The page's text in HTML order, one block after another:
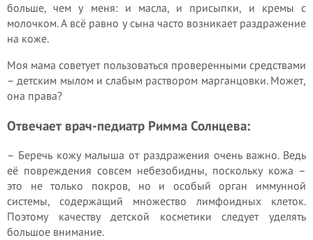
больше, чем у меня: и масла, и присыпки, и кремы с
молочком. А всё равно у сына часто возникает раздражение
на коже.
Моя мама советует пользоваться проверенными средствами
– детским мылом и слабым раствором марганцовки. Может,
она права?
Отвечает врач-педиатр Римма Солнцева:
– Беречь кожу малыша от раздражения очень важно. Ведь
её повреждения совсем небезобидны, поскольку кожа –
это не только покров, но и особый орган иммунной
системы, содержащий множество лимфоидных клеток.
Поэтому качеству детской косметики следует уделять
большое внимание.